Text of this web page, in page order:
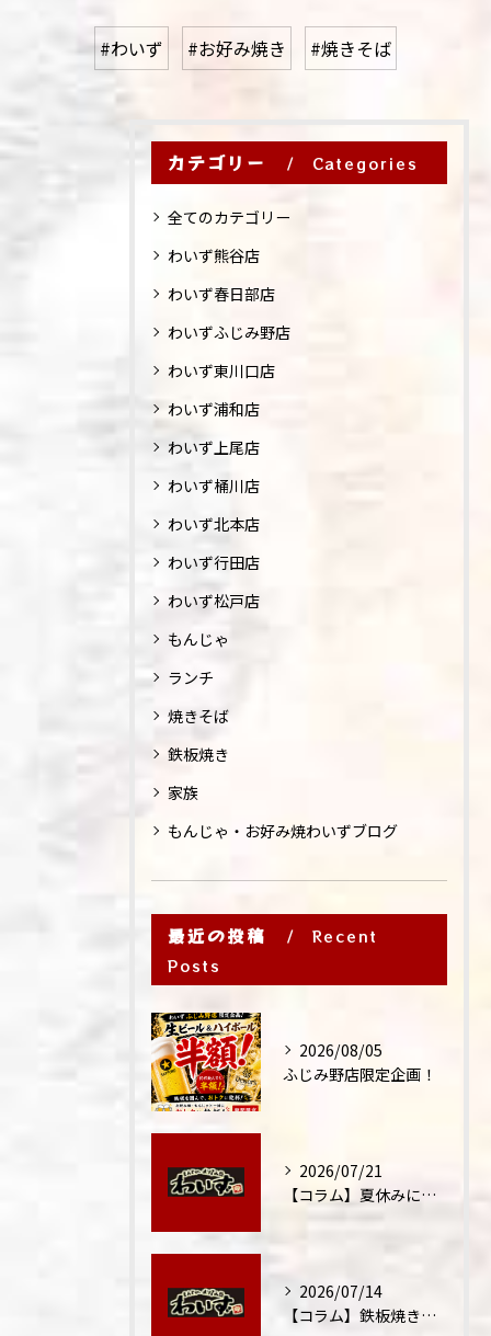
#わいず #お好み焼き #焼きそば
カテゴリー Categories
全てのカテゴリー
わいず熊谷店
わいず春日部店
わいずふじみ野店
わいず東川口店
わいず浦和店
わいず上尾店
わいず桶川店
わいず北本店
わいず行田店
わいず松戸店
もんじゃ
ランチ
焼きそば
鉄板焼き
家族
もんじゃ・お好み焼わいずブログ
最近の投稿
Recent
Posts
2026/08/05
ふじみ野店限定企画！
2026/07/21
【コラム】夏休みに家族外食が増える理由
2026/07/14
【コラム】鉄板焼きが"コミュニケーション飯"と呼ばれる理由